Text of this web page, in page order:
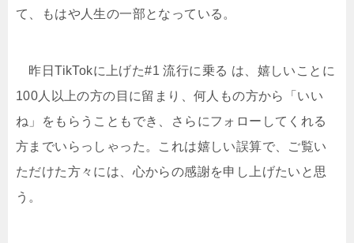
て、もはや人生の一部となっている。
昨日TikTokに上げた#1 流行に乗る は、嬉しいことに
100人以上の方の目に留まり、何人もの方から「いい
ね」をもらうこともでき、さらにフォローしてくれる
方までいらっしゃった。これは嬉しい誤算で、ご覧い
ただけた方々には、心からの感謝を申し上げたいと思
う。